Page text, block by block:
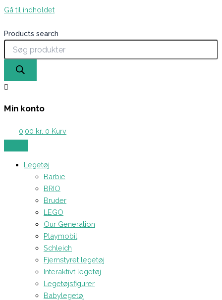
Gå til indholdet
Products search
Min konto
0,00 kr. 0 Kurv
Legetøj
Barbie
BRIO
Bruder
LEGO
Our Generation
Playmobil
Schleich
Fjernstyret legetøj
Interaktivt legetøj
Legetøjsfigurer
Babylegetøj